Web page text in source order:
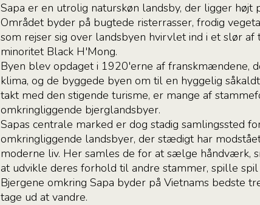
Sapa er en utrolig naturskøn landsby, der ligger
Området byder på bugtede risterrasser, frodig
som rejser sig over landsbyen hvirvlet ind i et slør
minoritet Black H'Mong.
Byen blev opdaget i 1920'erne af franskmændene,
klima, og de byggede byen om til en hyggelig
takt med den stigende turisme, er mange af
omkringliggende bjerglandsbyer.
Sapas centrale marked er dog stadig samlingssted
omkringliggende landsbyer, der stædigt har
moderne liv. Her samles de for at sælge håndværk,
at udvikle deres forhold til andre stammer, spille
Bjergene omkring Sapa byder på Vietnams bedste
tage ud at vandre.